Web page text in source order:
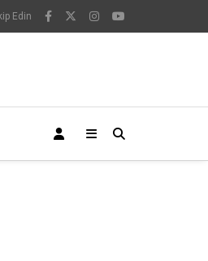
Edin